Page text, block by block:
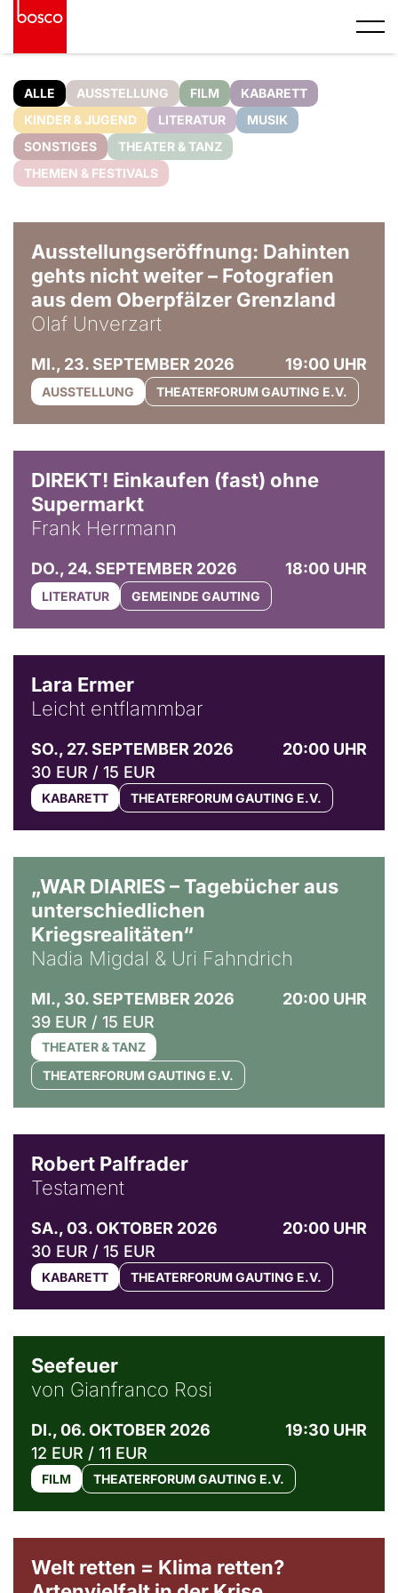
ALLE AUSSTELLUNG FILM
KABARETT
KINDER & JUGEND
LITERATUR
MUSIK
SONSTIGES
THEATER & TANZ
THEMEN & FESTIVALS
Ausstellungseröffnung: Dahinten
gehts nicht weiter – Fotografien
aus dem Oberpfälzer Grenzland
Olaf Unverzart
MI., 23. SEPTEMBER 2026 19:00 UHR
AUSSTELLUNG THEATERFORUM GAUTING E.V.
DIREKT! Einkaufen (fast) ohne
Supermarkt
Frank Herrmann
DO., 24. SEPTEMBER 2026 18:00 UHR
LITERATUR GEMEINDE GAUTING
Lara Ermer
Leicht entflammbar
SO., 27. SEPTEMBER 2026
20:00 UHR
30 EUR / 15 EUR
KABARETT THEATERFORUM GAUTING E.V.
„WAR DIARIES – Tagebücher aus
unterschiedlichen
Kriegsrealitäten“
Nadia Migdal & Uri Fahndrich
MI., 30. SEPTEMBER 2026
20:00 UHR
39 EUR / 15 EUR
THEATER & TANZ
THEATERFORUM GAUTING E.V.
Robert Palfrader
Testament
SA., 03. OKTOBER 2026
20:00 UHR
30 EUR / 15 EUR
KABARETT THEATERFORUM GAUTING E.V.
Seefeuer
von Gianfranco Rosi
DI., 06. OKTOBER 2026
19:30 UHR
12 EUR / 11 EUR
FILM THEATERFORUM GAUTING E.V.
Welt retten = Klima retten?